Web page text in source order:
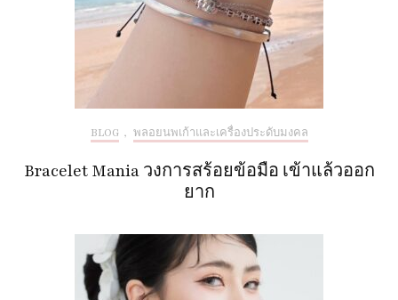
BLOG , พลอยนพเก้าและเครื่องประดับมงคล
Bracelet Mania วงการสร้อยข้อมือ เข้าแล้วออก
ยาก